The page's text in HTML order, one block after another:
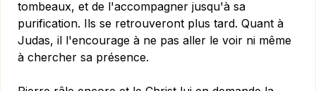
tombeaux, et de l'accompagner jusqu'à sa
purification. Ils se retrouveront plus tard. Quant à
Judas, il l'encourage à ne pas aller le voir ni même
à chercher sa présence.